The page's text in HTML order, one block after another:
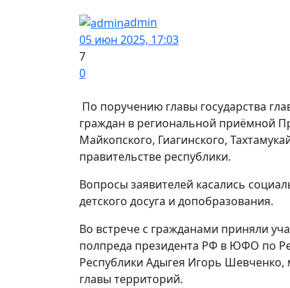
admin
05 июн 2025, 17:03
7
0
По поручению главы государства
граждан в региональной приёмной
Майкопского, Гиагинского,
правительстве республики.
Вопросы заявителей касались
детского досуга и допобразования.
Во встрече с гражданами приняли
полпреда президента РФ в ЮФО по
Республики Адыгея Игорь Шевченко,
главы территорий.